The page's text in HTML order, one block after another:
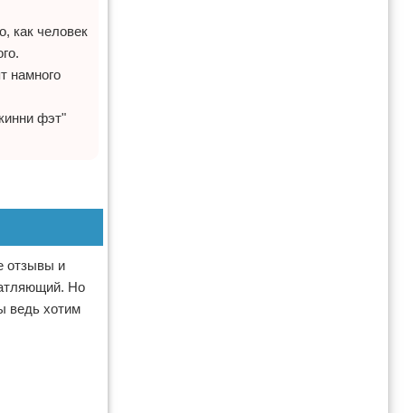
как человек
намного
фэт"
отзывы и
Но
ведь хотим